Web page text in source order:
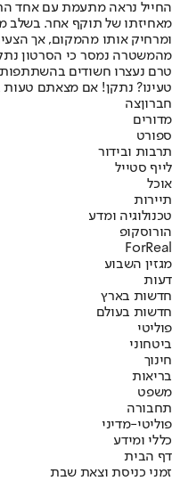
החייל נראה מתעמת עם אחד
מאחיזתו של תוקף אחר. בשלב
ומרחיק אותו מהמקום, אך
מהמשטרה נמסר כי הסרטון
טרם נעצרו חשודים
טעינו? נתקן! אם מצאתם
חברוןצה
מדורים
ספורט
תרבות ובידור
לייף סטייל
אוכל
תיירות
טכנולוגיה ומדע
הורוסקופ
ForReal
מגזין השבוע
דעות
חדשות בארץ
חדשות בעולם
פוליטי
ביטחוני
חינוך
בריאות
משפט
תחבורה
פוליטי-מדיני
כללי ומידע
דף הבית
זמני כניסת וצאת שבת